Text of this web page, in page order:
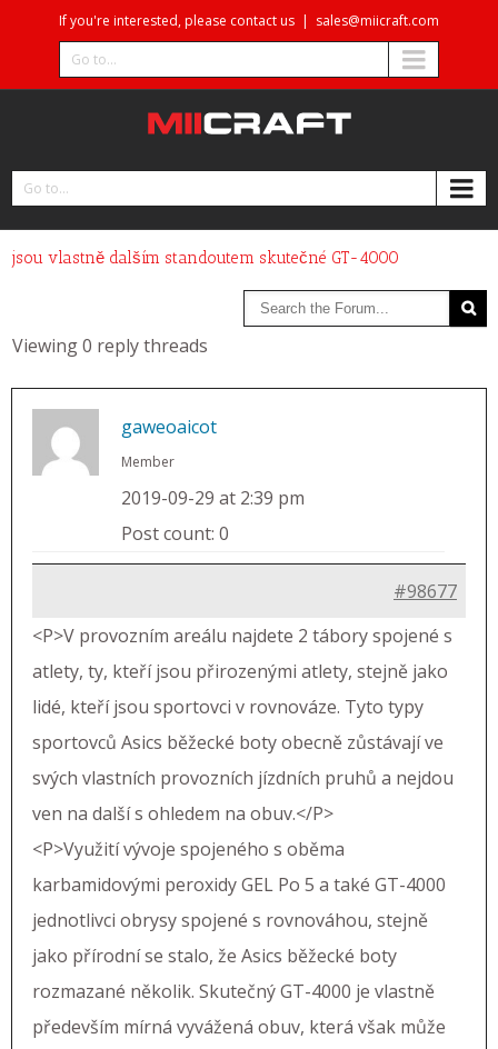
If you're interested, please contact us | sales@miicraft.com
Go to...
Go to...
jsou vlastně dalším standoutem skutečné GT-4000
Viewing 0 reply threads
gaweoaicot
Member
2019-09-29 at 2:39 pm
Post count: 0
#98677
<P>V provozním areálu najdete 2 tábory spojené s
atlety, ty, kteří jsou přirozenými atlety, stejně jako
lidé, kteří jsou sportovci v rovnováze. Tyto typy
sportovců Asics běžecké boty obecně zůstávají ve
svých vlastních provozních jízdních pruhů a nejdou
ven na další s ohledem na obuv.</P>
<P>Využití vývoje spojeného s oběma
karbamidovými peroxidy GEL Po 5 a také GT-4000
jednotlivci obrysy spojené s rovnováhou, stejně
jako přírodní se stalo, že Asics běžecké boty
rozmazané několik. Skutečný GT-4000 je vlastně
především mírná vyvážená obuv, která však může